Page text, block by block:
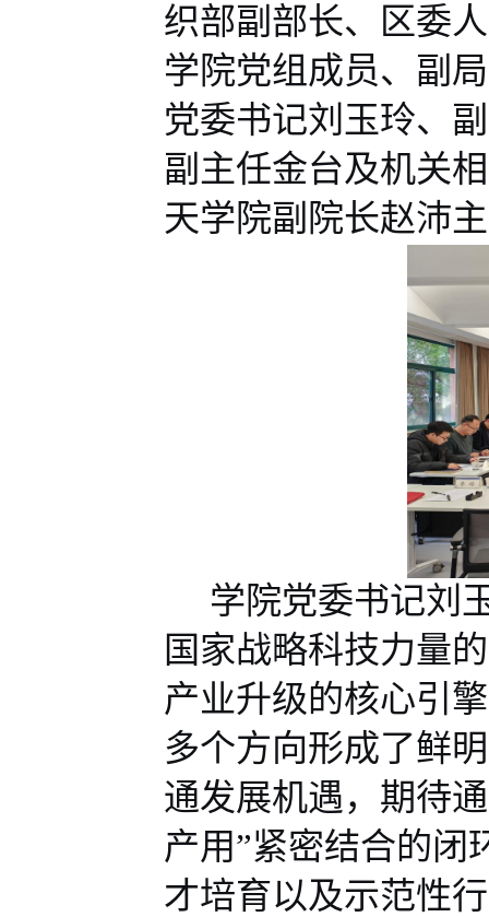
织部副部长、区委
学院党组成员、副
党委书记刘玉玲、
副主任金台及机关
天学院副院长赵沛
学院党委书记刘
国家战略科技力量
产业升级的核心引
多个方向形成了鲜
通发展机遇，期待
产用”紧密结合的闭
才培育以及示范性